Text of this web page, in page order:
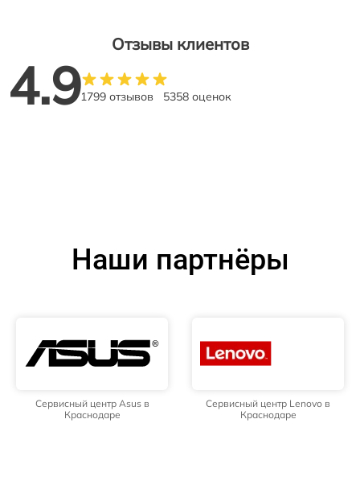
Отзывы клиентов
4.91799 отзывов 5358 оценок
Наши партнёры
Сервисный центр Asus в
Краснодаре
Сервисный центр Lenovo в
Краснодаре